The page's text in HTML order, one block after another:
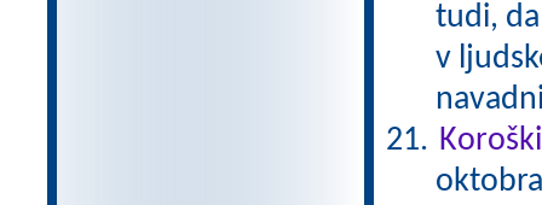
tudi,
v